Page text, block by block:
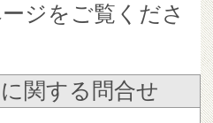
ジをご覧くださ
関する問合せ